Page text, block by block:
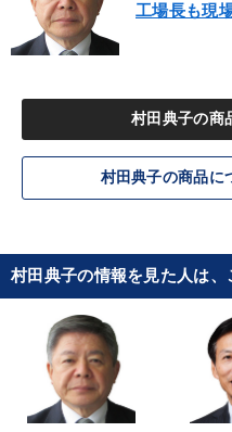
工場長も現
村田典子の商
村田典子の商品に
村田典子の情報を見た人は、